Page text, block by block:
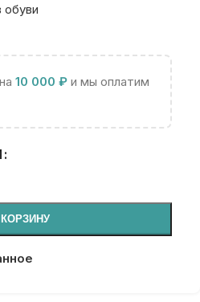
обуви
10 000 ₽ и мы оплатим
КОРЗИНУ